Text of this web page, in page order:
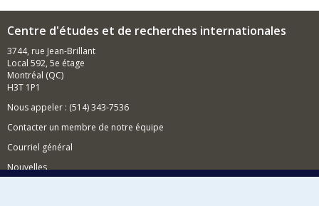
Centre d'études et de recherches internationales
3744, rue Jean-Brillant
Local 592, 5e étage
Montréal (QC)
H3T 1P1
Nous appeler : (514) 343-7536
Contacter un membre de notre équipe
Courriel général
Nouvelles